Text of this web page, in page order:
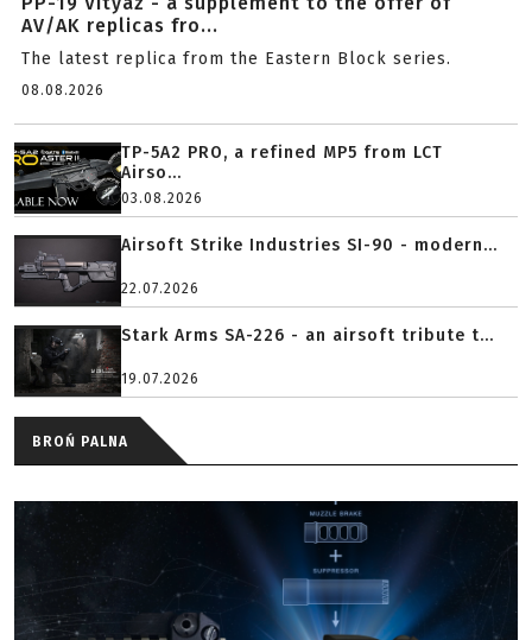
AV/AK replicas fro...
The latest replica from the Eastern Block series.
08.08.2026
TP-5A2 PRO, a refined MP5 from LCT
Airso...
03.08.2026
Airsoft Strike Industries SI-90 - modern...
22.07.2026
Stark Arms SA-226 - an airsoft tribute t...
19.07.2026
BROŃ PALNA